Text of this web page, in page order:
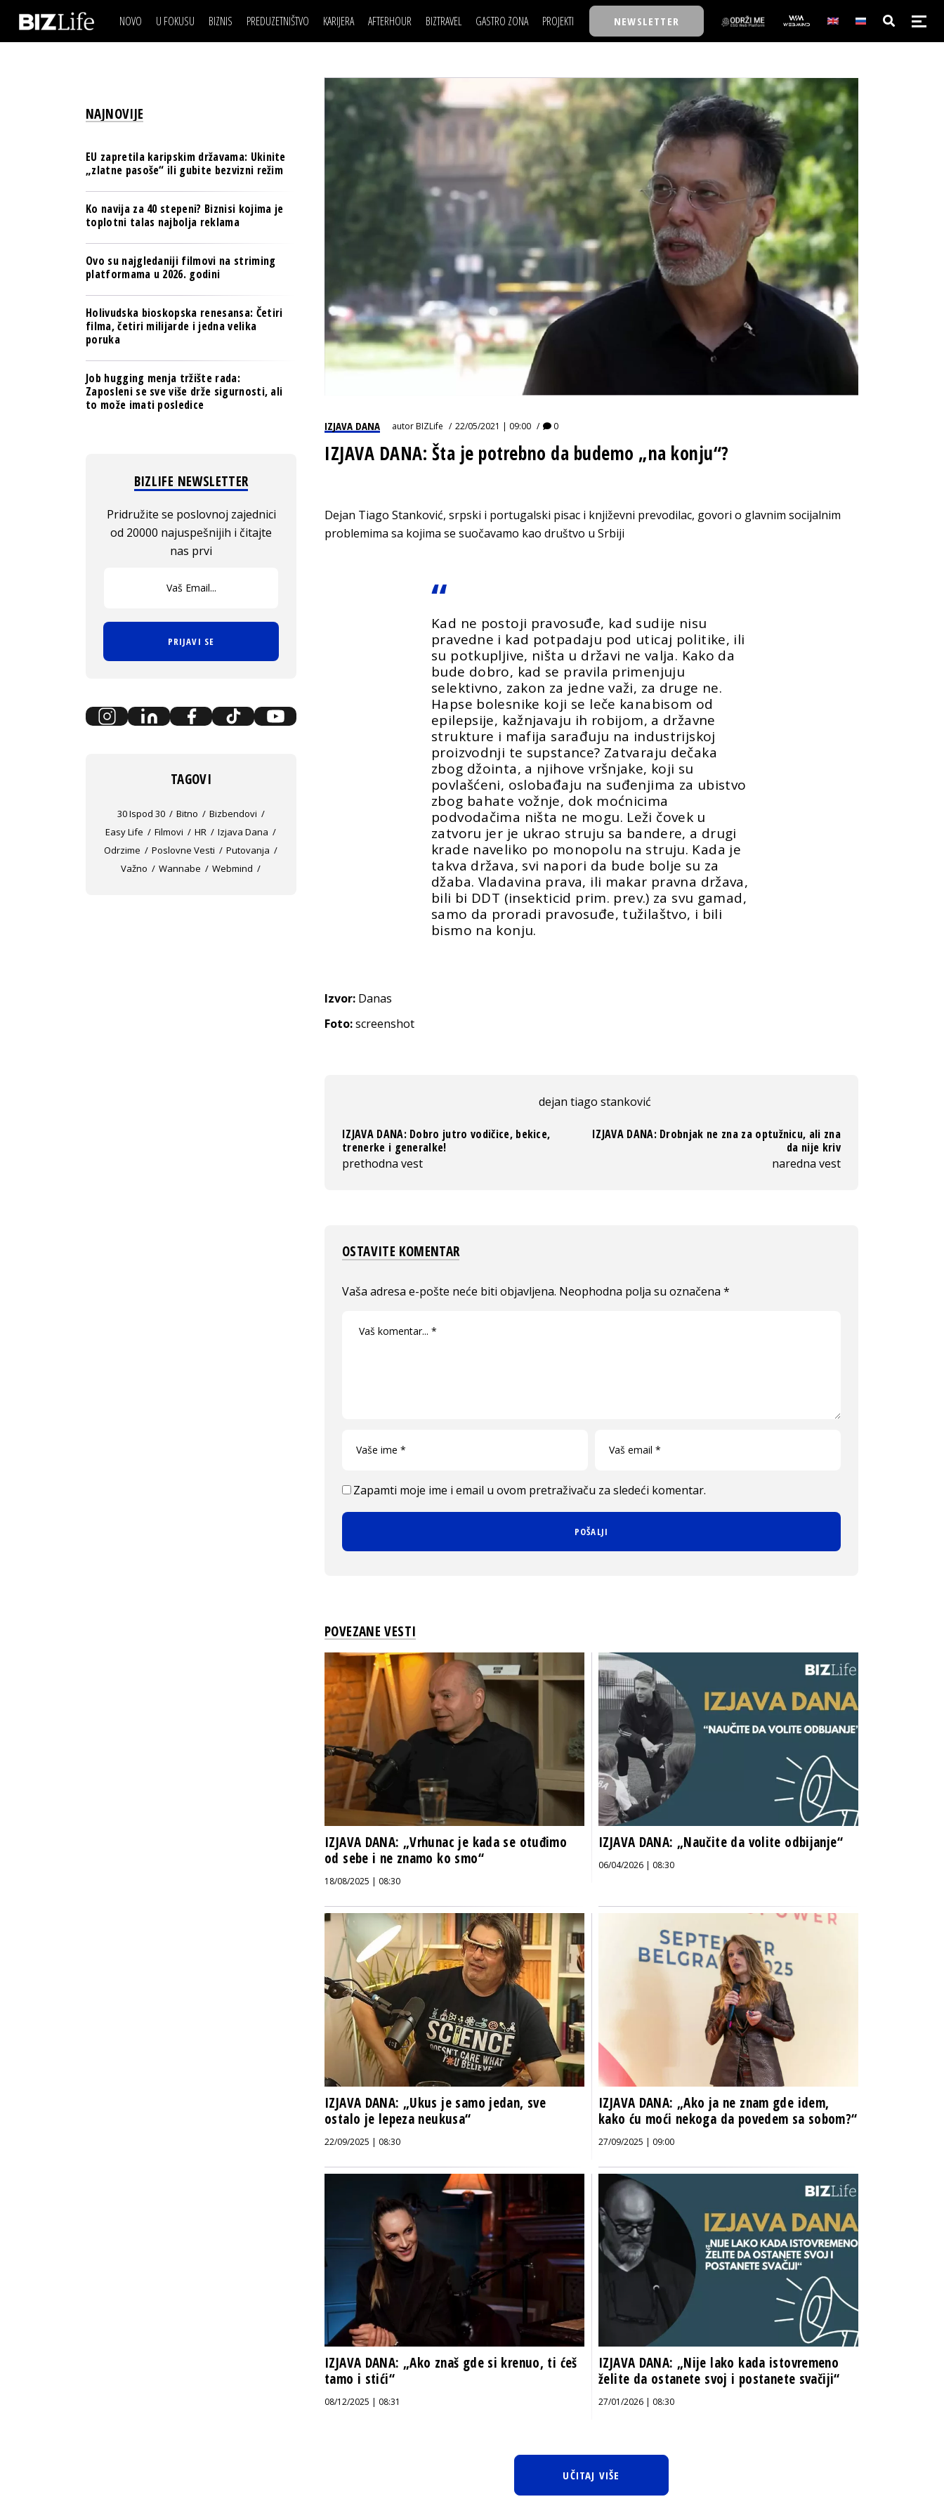
NOVO U FOKUSU BIZNIS
BANKE
OSIGURANJE
TECH I AI
BIZNIS & SPORT
PULS REGIONA
NOVO NA RAFU
PREDUZETNIŠTVO KARIJERA
MOJ UGAO
KNOW-HOW
AFTERHOUR
AUTO SVET
WELLBEING
BIZTRAVEL GASTRO ZONA PROJEKTI
TASTY TALKS
30 ISPOD 30
BACK TO OFFICE/SCHOOL
BIZBENDOVI
BIZKOLEGIJUM
BMW BIZNIS LIGA
BIZLIFE WEEK
IZJAVA GODINE
NEWSLETTER
IZJAVA DANABIZNIS SCENA
BREND I KOMUNIKACIJE
OSIGURANJE
TECH I AI
PULS REGIONA
POSAO
MOJ UGAO
KNOW-HOW
FILM I SCENA
AUTO SVET
WELLBEING
NAJKOLEGA
30 ISPOD 30
BACK TO OFFICE/SCHOOL
BIZBENDOVI
BIZKOLEGIJUM
BMW BIZNIS LIGA
BIZLIFE WEEK
IZJAVA GODINE
IZJAVA DANA autorBIZLife 22/05/2021 | 09:00 0
IZJAVA DANA: Šta je potrebno da budemo „na konju“?
Dejan Tiago Stanković, srpski i portugalski pisac i književni prevodilac, govori o glavnim socijalnim
problemima sa kojima se suočavamo kao društvo u Srbiji
Kad ne postoji pravosuđe, kad sudije nisu
pravedne i kad potpadaju pod uticaj politike, ili
su potkupljive, ništa u državi ne valja. Kako da
bude dobro, kad se pravila primenjuju
selektivno, zakon za jedne važi, za druge ne.
Hapse bolesnike koji se leče kanabisom od
epilepsije, kažnjavaju ih robijom, a državne
strukture i mafija sarađuju na industrijskoj
proizvodnji te supstance? Zatvaraju dečaka
zbog džointa, a njihove vršnjake, koji su
povlašćeni, oslobađaju na suđenjima za ubistvo
zbog bahate vožnje, dok moćnicima
podvodačima ništa ne mogu. Leži čovek u
zatvoru jer je ukrao struju sa bandere, a drugi
krade naveliko po monopolu na struju. Kada je
takva država, svi napori da bude bolje su za
džaba. Vladavina prava, ili makar pravna država,
bili bi DDT (insekticid prim. prev.) za svu gamad,
samo da proradi pravosuđe, tužilaštvo, i bili
bismo na konju.
Izvor: Danas
Foto:screenshot
dejan tiago stanković
IZJAVA DANA: Dobro jutro vodičice, bekice,
trenerke i generalke!
prethodna vest
IZJAVA DANA: Drobnjak ne zna za optužnicu, ali zna
da nije kriv
naredna vest
OSTAVITE KOMENTAR
Vaša adresa e-pošte neće biti objavljena. Neophodna polja su označena *
Zapamti moje ime i email u ovom pretraživaču za sledeći komentar.
POVEZANE VESTI
IZJAVA DANA: „Vrhunac je kada se otuđimo
od sebe i ne znamo ko smo“
18/08/2025 | 08:30
IZJAVA DANA: „Naučite da volite odbijanje“
06/04/2026 | 08:30
IZJAVA DANA: „Ukus je samo jedan, sve
ostalo je lepeza neukusa“
22/09/2025 | 08:30
IZJAVA DANA: „Ako ja ne znam gde idem,
kako ću moći nekoga da povedem sa sobom?“
27/09/2025 | 09:00
IZJAVA DANA: „Ako znaš gde si krenuo, ti ćeš
tamo i stići“
08/12/2025 | 08:31
IZJAVA DANA: „Nije lako kada istovremeno
želite da ostanete svoj i postanete svačiji“
27/01/2026 | 08:30
UČITAJ VIŠE
NAJNOVIJE
EU zapretila karipskim državama: Ukinite
„zlatne pasoše“ ili gubite bezvizni režim
Ko navija za 40 stepeni? Biznisi kojima je
toplotni talas najbolja reklama
Ovo su najgledaniji filmovi na striming
platformama u 2026. godini
Holivudska bioskopska renesansa: Četiri
filma, četiri milijarde i jedna velika
poruka
Job hugging menja tržište rada:
Zaposleni se sve više drže sigurnosti, ali
to može imati posledice
BIZLIFE NEWSLETTER
Pridružite se poslovnoj zajednici
od 20000 najuspešnijih i čitajte
nas prvi
PRIJAVI SE
TAGOVI
30 Ispod 30 Bitno
Bizbendovi
Easy Life
Filmovi HR
Izjava Dana
Odrzime
Poslovne Vesti
Putovanja
Važno
Wannabe Webmind